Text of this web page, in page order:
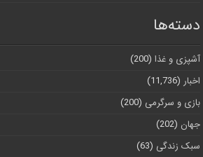
دسته‌ها
آشپزی و غذا (200)
اخبار (11,736)
بازی و سرگرمی (200)
جهان (202)
سبک زندگی (63)